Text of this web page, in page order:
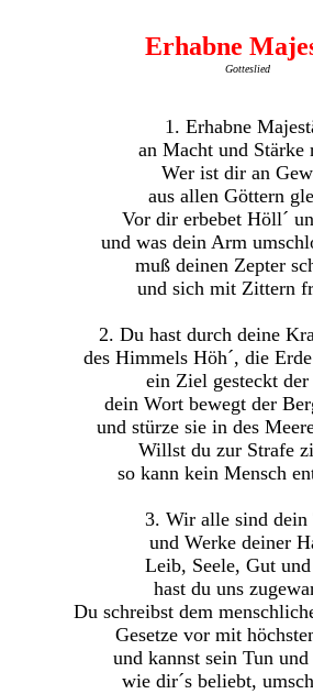
Erhabne
Gotteslied
1. Erhabne
an Macht und Stärke
Wer ist dir an
aus allen Göttern
Vor dir erbebet Höll´
und was dein Arm
muß deinen Zepter
und sich mit Zittern
2. Du hast durch deine
des Himmels Höh´, die
ein Ziel gesteckt der
dein Wort bewegt der
und stürze sie in des
Willst du zur Strafe
so kann kein Mensch
3. Wir alle sind dein
und Werke deiner
Leib, Seele, Gut
hast du uns
Du schreibst dem
Gesetze vor mit
und kannst sein Tun
wie dir´s beliebt,